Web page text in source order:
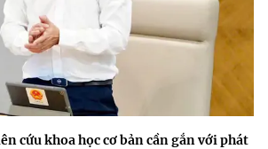
cứu khoa học cơ bản cần gắn với phát